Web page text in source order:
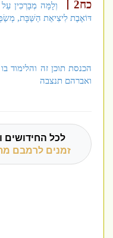
כח2
וְלָמָּה מְבָרְכִין עַל
דּוֹאֶבֶת לִיצִיאַת הַשַּׁבָּת,
הכנסת תוכן זה והלימוד בו
ואברהם תנצבה
לכל החידושים
זמנים לרמבם